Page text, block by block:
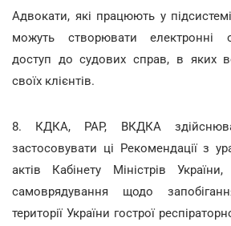
Адвокати, які працюють у
можуть створювати електронні
доступ до судових справ, в яких
своїх клієнтів.
8. КДКА, РАР, ВКДКА
застосовувати ці Рекомендації з
актів Кабінету Міністрів
самоврядування щодо
території України гострої